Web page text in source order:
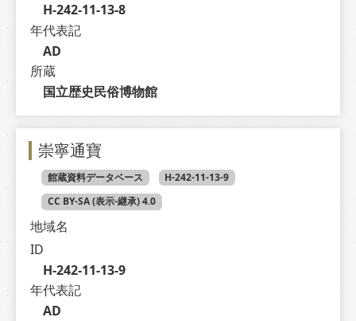
H-242-11-13-8
年代表記
AD
所蔵
国立歴史民俗博物館
崇寧通寶
館蔵資料データベース
H-242-11-13-9
CC BY-SA (表示-継承) 4.0
地域名
ID
H-242-11-13-9
年代表記
AD